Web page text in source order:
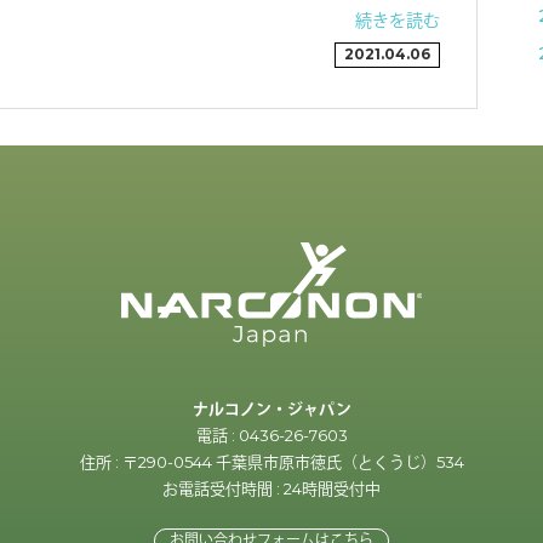
続きを読む
2021.04.06
ナルコノン・ジャパン
電話 : 0436-26-7603
住所 : 〒290-0544 千葉県市原市徳氏（とくうじ）534
お電話受付時間 : 24時間受付中